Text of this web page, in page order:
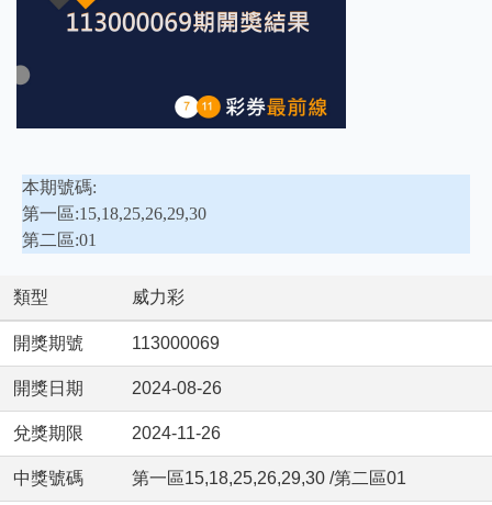
本期號碼:
第一區:15,18,25,26,29,30
第二區:01
類型 威力彩
開獎期號 113000069
開獎日期 2024-08-26
兌獎期限 2024-11-26
中獎號碼 第一區15,18,25,26,29,30 /第二區01